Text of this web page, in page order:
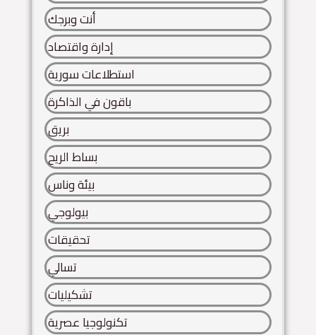
أنت وبرجك
إدارة واقتصاد
استطلاعات سورية
باقون في الذاكرة
بريق
بساط الريح
بيئة وناس
بيولوجي
تحقيقات
تسالي
تشكيليات
تكنولوجيا عصرية